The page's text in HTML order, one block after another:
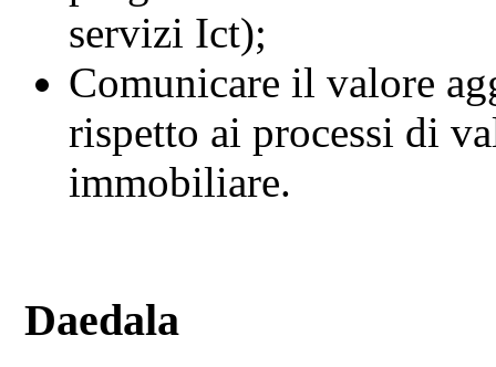
servizi Ict);
Comunicare il valore
rispetto ai processi di
immobiliare.
Daedala